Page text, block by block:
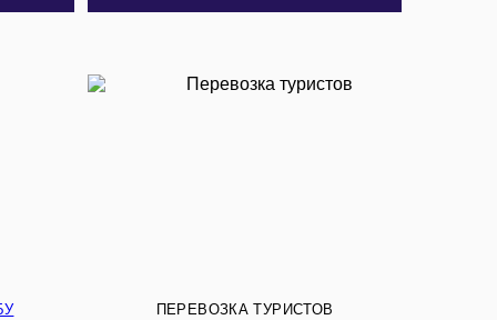
ПЕРЕВОЗКА ТУРИСТОВ